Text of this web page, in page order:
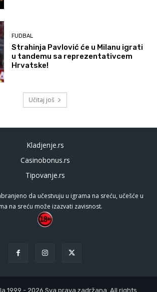
FUDBAL
Strahinja Pavlović će u Milanu igrati
u tandemu sa reprezentativcem
Hrvatske!
Učitaj još
Kladjenje.rs
Casinobonus.rs
Tipovanje.rs
da učestvuju u igrama na sreću, učešće u
na sreću može izazvati zavisnost.
1999 - 2026 Sva prava zadržana. All rights